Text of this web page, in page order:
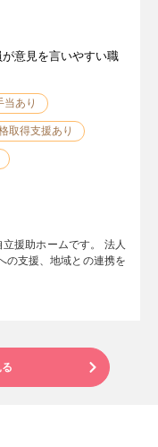
意見を言いやすい職
当あり
取得支援あり
援助ホームです。 法人
の支援、地域との連携を